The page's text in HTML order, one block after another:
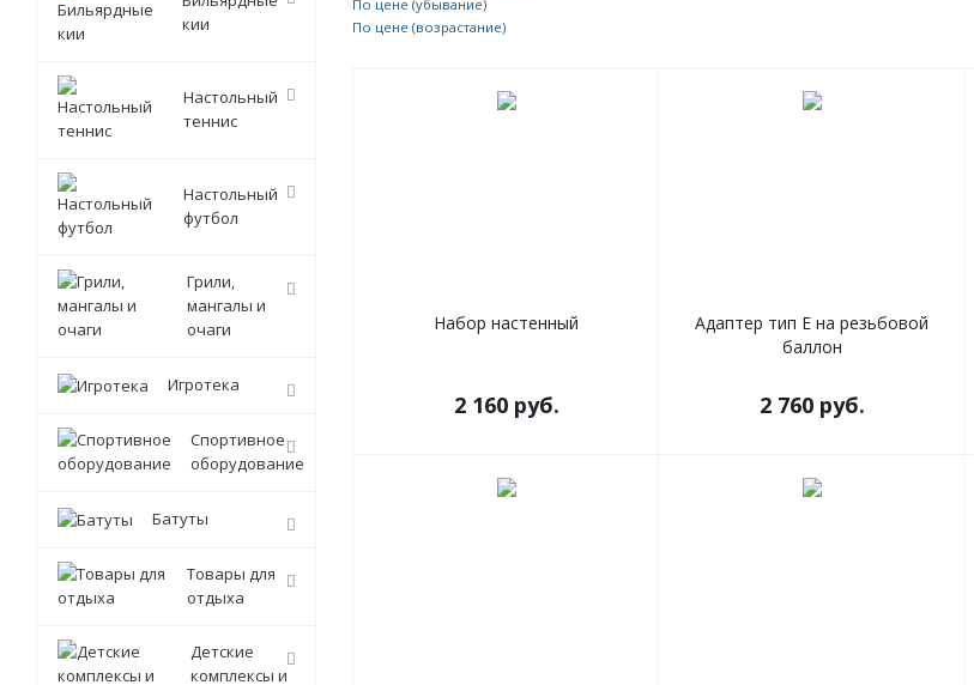
По цене (убывание)
По цене (возрастание)
Набор настенный
2 160руб.
Адаптер тип Е на резьбовой
баллон
2 760руб.
кии
Настольный
теннис
Настольный
футбол
Грили,
мангалы и
очаги
Игротека
Спортивное
оборудование
Батуты
Товары для
отдыха
Детские
комплексы и